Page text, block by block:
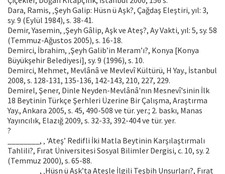
Dara, Ramis, ‚Şeyh Galip: Hüsn ü Aşk?, Çağdaş Eleştiri, yıl: 3,
sy. 9 (Eylül 1984), s. 38-41.
Demir, Yasemin, ‚Şeyh Gâlip, Aşk ve Ateş?, Ay Vakti, yıl: 5, sy. 58
(Temmuz-Ağustos 2005), s. 16-18.
Demirci, İbrahim, ‚Şeyh Galib’in Meram’ı?, Konya [Konya
Büyükşehir Belediyesi], sy. 9 (1996), s. 10.
Demirci, Mehmet, Mevlânâ ve Mevlevî Kültürü, H Yay., İstanbul
2008, s. 128-131, 135-136, 142-143, 210, 227, 229.
Demirel, Şener, Dinle Neyden-Mevlânâ'nın Mesnevî'sinin İlk
18 Beytinin Türkçe Şerhleri Üzerine Bir Çalışma, Araştırma
Yay., Ankara 2005, s. 45, 490-508 ve tür. yer.; 2. baskı, Manas
Yayıncılık, Elazığ 2009, s. 32-33, 392-404 ve tür. yer.
?
________, ‚ ‘Ateş’ Redifli İki Matla Beytinin Karşılaştırmalı
Tahlili?, Fırat Üniversitesi Sosyal Bilimler Dergisi, c. 10, sy. 2
(Temmuz 2000), s. 65-88.
________, ‚Hüsn ü Aşk’ta Ateşle İlgili Teşbih Unsurları?, Fırat